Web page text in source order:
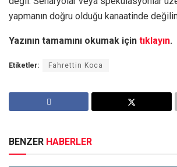
yapmanın doğru olduğu kanaatinde
Yazının tamamını okumak için tıklayın.
Etiketler: Fahrettin Koca
BENZER HABERLER